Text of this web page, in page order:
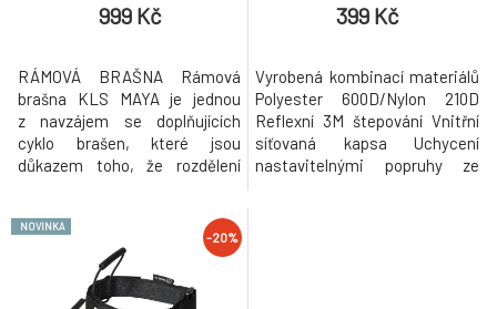
999 Kč
RÁMOVÁ BRAŠNA Rámová
brašna KLS MAYA je jednou
z navzájem se doplňujících
cyklo brašen, které jsou
důkazem toho, že rozdělení
MAYA je vyrobená z odolného
a vodě vzdorného materiálu
Tarpaulin. Reflexní prvky na
brašně zvyšují viditelnost
399 Kč
Vyrobená kombinací materiálů
Polyester 600D/Nylon 210D
Reflexní 3M štepování Vnitřní
síťovaná kapsa Uchycení
nastavitelnými popruhy ze
NOVINKA
-20%